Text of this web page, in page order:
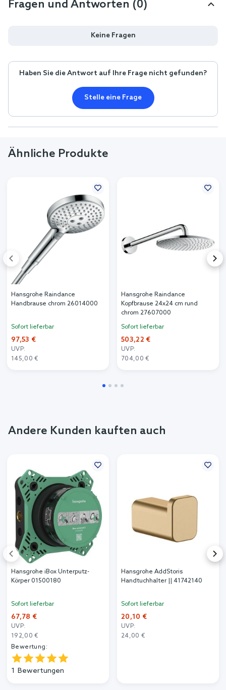
Fragen und Antworten (0)
Keine Fragen
Haben Sie die Antwort auf Ihre Frage nicht gefunden?
Stelle eine Frage
Ähnliche Produkte
Hansgrohe Raindance
Handbrause chrom 26014000
Sofort lieferbar
97,53 €
UVP:
145,00 €
Hansgrohe Raindance
Kopfbrause 24x24 cm rund
chrom 27607000
Sofort lieferbar
503,22 €
UVP:
704,00 €
Andere Kunden kauften auch
Hansgrohe iBox Unterputz-
Körper 01500180
Sofort lieferbar
67,78 €
UVP:
192,00 €
Bewertung:
1 Bewertungen
Hansgrohe AddStoris
Handtuchhalter || 41742140
Sofort lieferbar
20,10 €
UVP:
24,00 €